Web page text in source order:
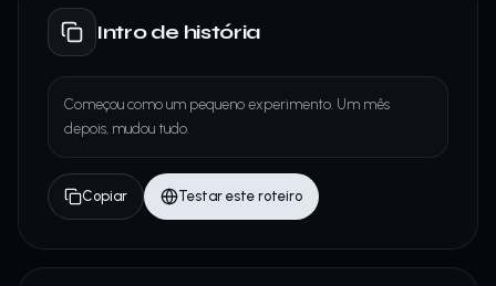
Intro de história
Começou como um pequeno experimento. Um mês
depois, mudou tudo.
Copiar Testar este roteiro